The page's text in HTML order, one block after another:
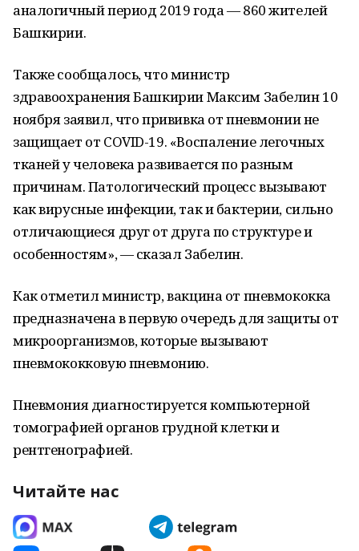
аналогичный период 2019 года — 860 жителей
Башкирии.
Также сообщалось, что министр
здравоохранения Башкирии Максим Забелин 10
ноября заявил, что прививка от пневмонии не
защищает от COVID-19. «Воспаление легочных
тканей у человека развивается по разным
причинам. Патологический процесс вызывают
как вирусные инфекции, так и бактерии, сильно
отличающиеся друг от друга по структуре и
особенностям», — сказал Забелин.
Как отметил министр, вакцина от пневмококка
предназначена в первую очередь для защиты от
микроорганизмов, которые вызывают
пневмококковую пневмонию.
Пневмония диагностируется компьютерной
томографией органов грудной клетки и
рентгенографией.
Читайте нас